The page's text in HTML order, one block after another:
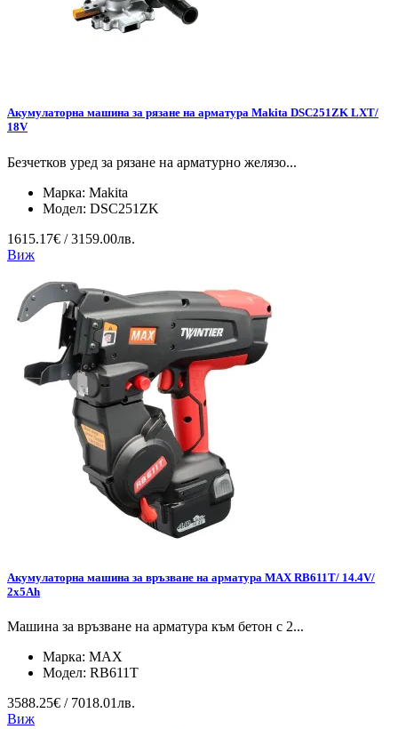
Акумулаторна машина за рязане на арматура Makita DSC251ZK LXT/
18V
Безчетков уред за рязане на арматурно желязо...
Марка: Makita
Модел: DSC251ZK
1615.17€ / 3159.00лв.
Виж
Акумулаторна машина за връзване на арматура MAX RB611T/ 14.4V/
2x5Ah
Машина за връзване на арматура към бетон с 2...
Марка: MAX
Модел: RB611T
3588.25€ / 7018.01лв.
Виж